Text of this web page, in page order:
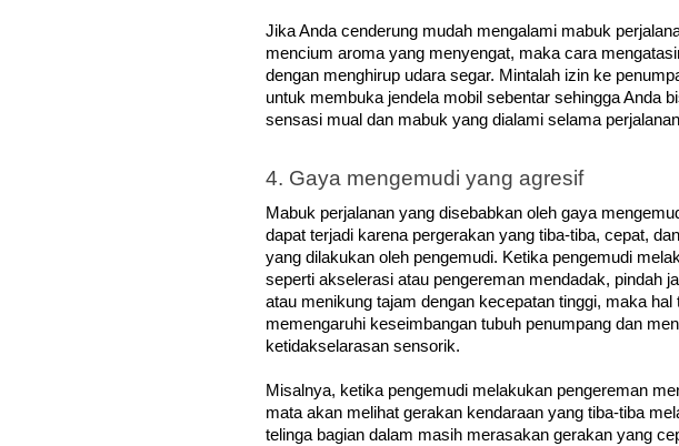
Jika Anda cenderung mudah mengalami mabuk
mencium aroma yang menyengat, maka cara
dengan menghirup udara segar. Mintalah izin ke
untuk membuka jendela mobil sebentar sehingga Anda
sensasi mual dan mabuk yang dialami selama
4. Gaya mengemudi yang agresif
Mabuk perjalanan yang disebabkan oleh gaya
dapat terjadi karena pergerakan yang tiba-tiba, cepat,
yang dilakukan oleh pengemudi. Ketika pengemudi
seperti akselerasi atau pengereman mendadak, pindah
atau menikung tajam dengan kecepatan tinggi, maka hal
memengaruhi keseimbangan tubuh penumpang dan
ketidakselarasan sensorik.
Misalnya, ketika pengemudi melakukan pengereman
mata akan melihat gerakan kendaraan yang tiba-tiba
telinga bagian dalam masih merasakan gerakan yang